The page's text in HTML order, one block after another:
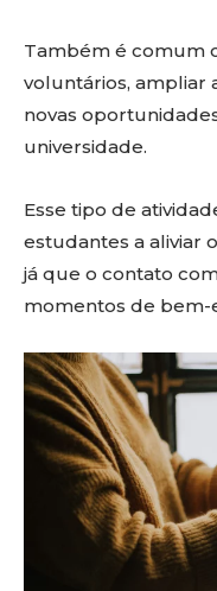
Também é comum
voluntários, ampliar
novas
universidade.
Esse tipo de
estudantes a aliviar
já que o contato
momentos de bem-